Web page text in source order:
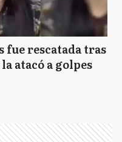
fue rescatada tras
atacó a golpes